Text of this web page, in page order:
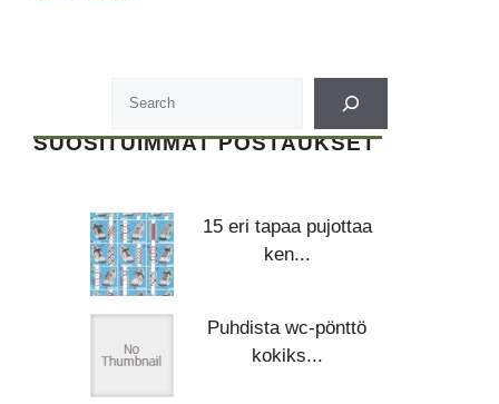
SUOSITUIMMAT POSTAUKSET
15 eri tapaa pujottaa
ken...
Puhdista wc-pönttö
kokiks...